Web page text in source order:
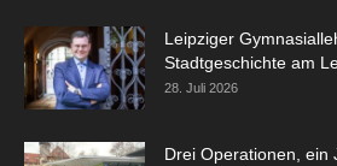
Leipziger
Stadtgeschichte am
28. Juli 2026
Drei Operationen, ein